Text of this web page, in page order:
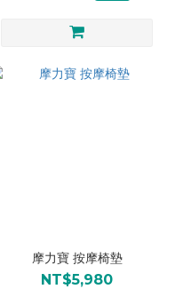
摩力寶 按摩椅墊
NT$5,980